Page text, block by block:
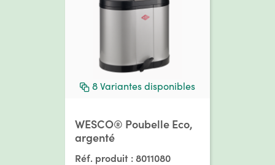
8 Variantes disponibles
WESCO® Poubelle Eco,
argenté
Réf. produit :8011080